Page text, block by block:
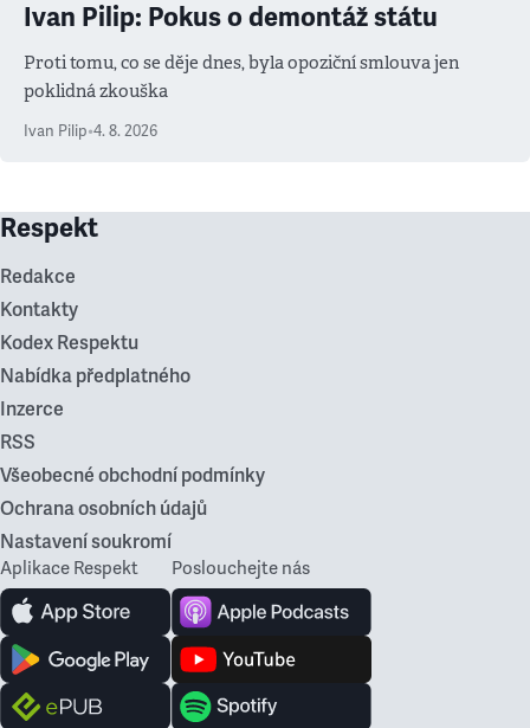
Ivan Pilip: Pokus o demontáž státu
Proti tomu, co se děje dnes, byla opoziční smlouva jen
poklidná zkouška
Ivan Pilip•4. 8. 2026
Respekt
Redakce
Kontakty
Kodex Respektu
Nabídka předplatného
Inzerce
RSS
Všeobecné obchodní podmínky
Ochrana osobních údajů
Nastavení soukromí
Aplikace Respekt Poslouchejte nás